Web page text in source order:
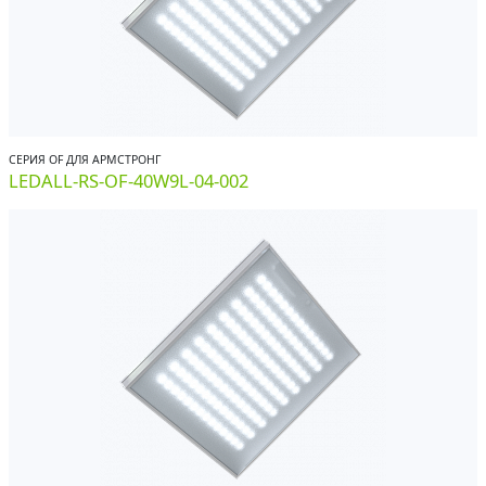
СЕРИЯ OF ДЛЯ АРМСТРОНГ
LEDALL-RS-OF-40W9L-04-002